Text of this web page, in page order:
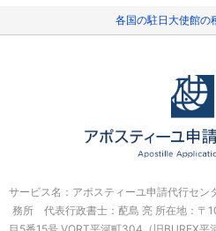
各国の駐日大使館の
サービス名：アポスティーユ申請代行セ
務所 代表行政書士：蓜島 亮 所在地：〒